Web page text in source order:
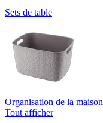
Sets de table
Organisation de la maison
Tout afficher